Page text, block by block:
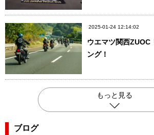
2025-01-24 12:14:02
ウエマツ関西ZUOC
ング！
もっと見る
ブログ